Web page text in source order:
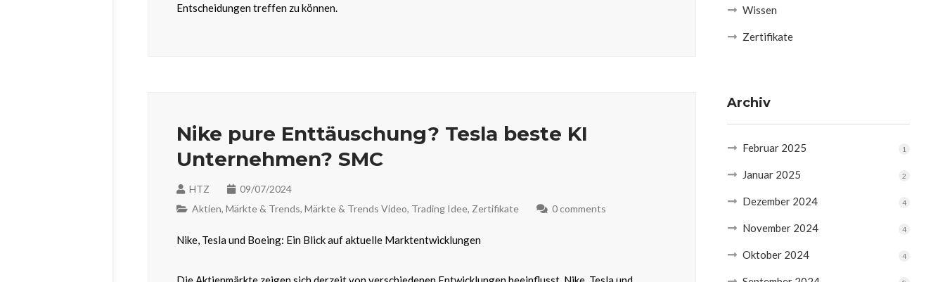
Entscheidungen treffen zu können.
Nike pure Enttäuschung? Tesla beste KI
Unternehmen? SMC
HTZ
09/07/2024
Aktien, Märkte & Trends, Märkte & Trends Video, Trading Idee, Zertifikate 0 comments
Nike, Tesla und Boeing: Ein Blick auf aktuelle Marktentwicklungen
Wissen
Zertifikate
Archiv
Februar 2025 1
Januar 2025 2
Dezember 2024 4
November 2024 4
Oktober 2024 4